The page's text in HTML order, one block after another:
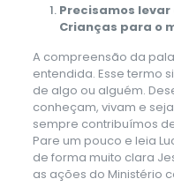
Precisamos
Crianças para o
A compreensão da
entendida. Esse termo
de algo ou alguém.
conheçam, vivam e
sempre contribuímos
Pare um pouco e leia
de forma muito clara
as ações do Ministério